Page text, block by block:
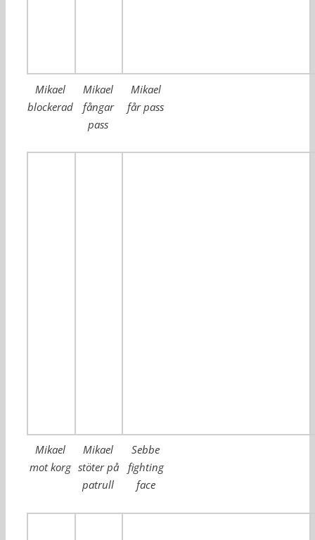
Mikael
blockerad
Mikael
fångar
pass
Mikael
får pass
Mikael
mot korg
Mikael
stöter på
patrull
Sebbe
fighting
face